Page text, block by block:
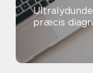
præcis